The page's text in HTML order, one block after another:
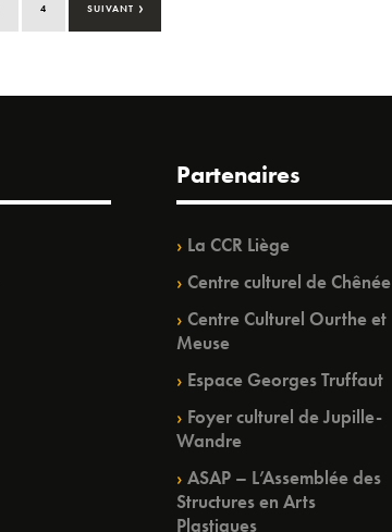
4 SUIVANT ›
Partenaires
La CCR Liège
Centre culturel de Chênée
Centre Culturel Ourthe et
Meuse
Espace Georges Truffaut
Foyer culturel de Jupille-
Wandre
ASAP – L’Assemblée des
Structures en Arts
Plastiques